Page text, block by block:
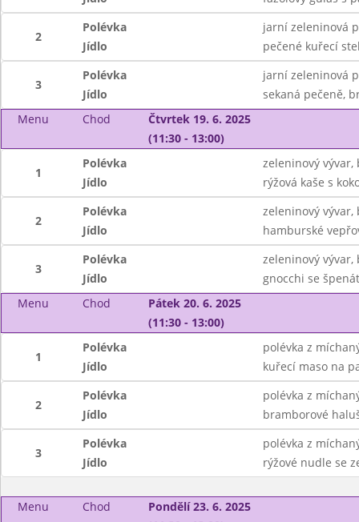
2
Polévka
jarní zeleninová
Jídlo
pečené kuřecí
3
Polévka
jarní zeleninová
Jídlo
sekaná pečeně,
Menu
Chod
Čtvrtek 19. 6. 2025
(11:30 - 13:00)
1
Polévka
zeleninový vývar,
Jídlo
rýžová kaše s
2
Polévka
zeleninový vývar,
Jídlo
hamburské
3
Polévka
zeleninový vývar,
Jídlo
gnocchi se
Menu
Chod
Pátek 20. 6. 2025
(11:30 - 13:00)
1
Polévka
polévka z
Jídlo
kuřecí maso na
2
Polévka
polévka z
Jídlo
bramborové
3
Polévka
polévka z
Jídlo
rýžové nudle se
Menu Chod
Pondělí 23. 6. 2025